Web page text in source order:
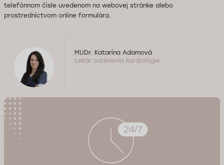
telefónnom čísle uvedenom na webovej stránke alebo
prostredníctvom online formulára.
MUDr. Katarína Adamová
Lekár oddelenia kardiológie